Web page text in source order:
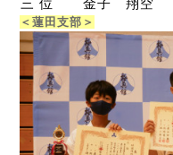
三 位
金子 翔空
＜蓮田支部＞